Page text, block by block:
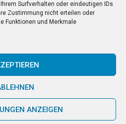
Surfverhalten oder eindeutigen IDs
Zustimmung nicht erteilen oder
Funktionen und Merkmale
ANZEIGEN